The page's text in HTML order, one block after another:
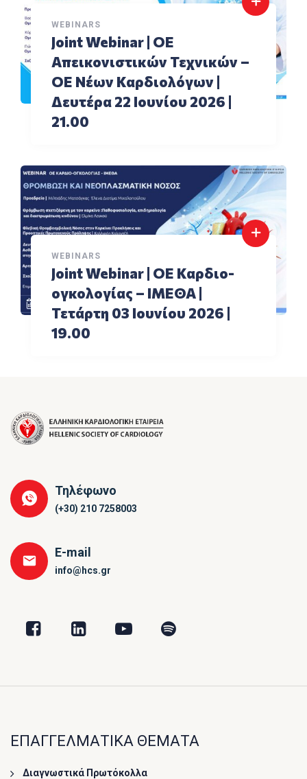
WEBINARS
Joint Webinar | ΟΕ
Aπεικονιστικών Τεχνικών –
ΟΕ Νέων Καρδιολόγων |
Δευτέρα 22 Ιουνίου 2026 |
21.00
WEBINARS
Joint Webinar | ΟΕ Καρδιο-
ογκολογίας – ΙΜΕΘΑ |
Τετάρτη 03 Ιουνίου 2026 |
19.00
Τηλέφωνο
(+30) 210 7258003
E-mail
info@hcs.gr
ΕΠΑΓΓΕΛΜΑΤΙΚΑ ΘΕΜΑΤΑ
Διαγνωστικά Πρωτόκολλα